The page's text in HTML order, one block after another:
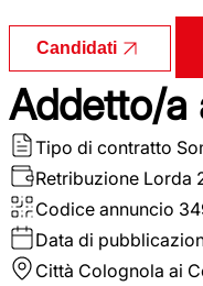
Candidati
Addetto/a
Tipo di contratto
Retribuzione Lorda
Codice annuncio
Data di
Città Colognola ai